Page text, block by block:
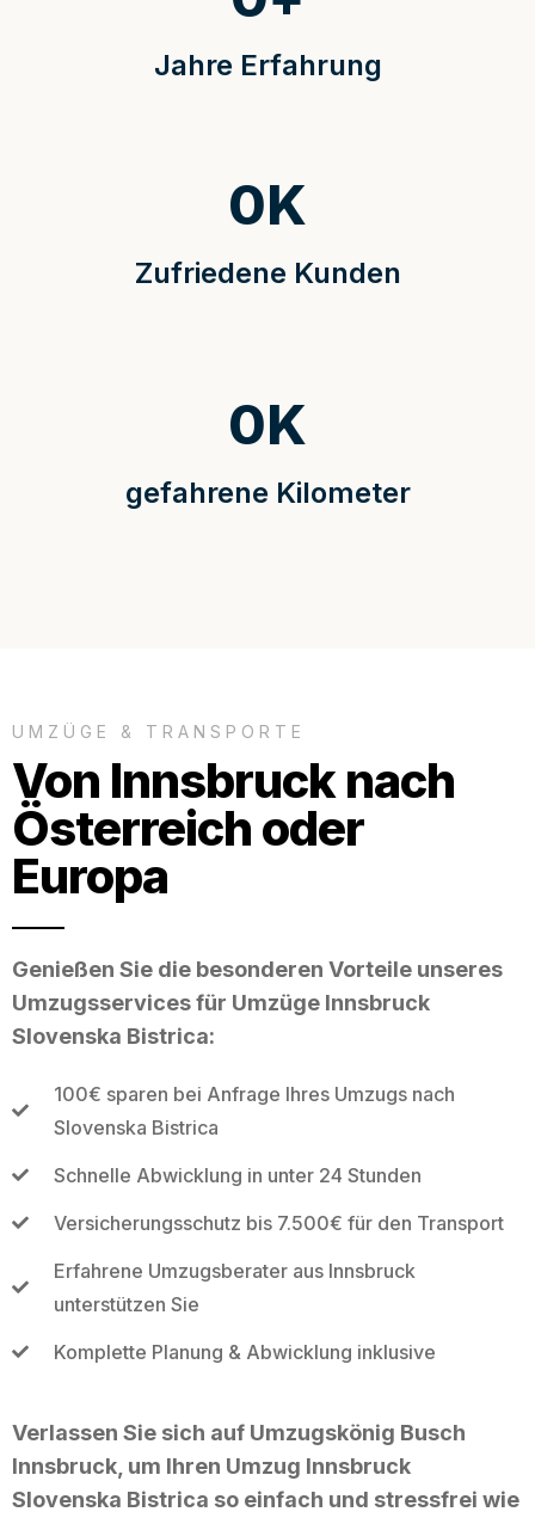
Jahre Erfahrung
Zufriedene Kunden
0K
gefahrene Kilometer
0K
UMZÜGE & TRANSPORTE
Von Innsbruck nach
Österreich oder
Europa
Genießen Sie die besonderen Vorteile unseres
Umzugsservices für Umzüge Innsbruck
Slovenska Bistrica:
100€ sparen bei Anfrage Ihres Umzugs nach
Slovenska Bistrica
Schnelle Abwicklung in unter 24 Stunden
Versicherungsschutz bis 7.500€ für den Transport
Erfahrene Umzugsberater aus Innsbruck
unterstützen Sie
Komplette Planung & Abwicklung inklusive
Verlassen Sie sich auf Umzugskönig Busch
Innsbruck, um Ihren Umzug Innsbruck
Slovenska Bistrica so einfach und stressfrei wie